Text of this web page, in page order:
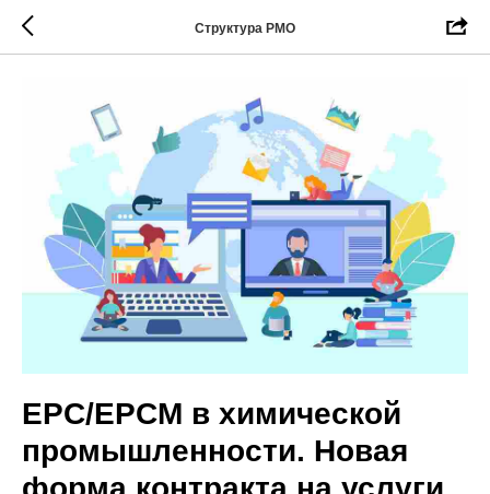
Структура РМО
EPC/EPCM в химической
промышленности. Новая